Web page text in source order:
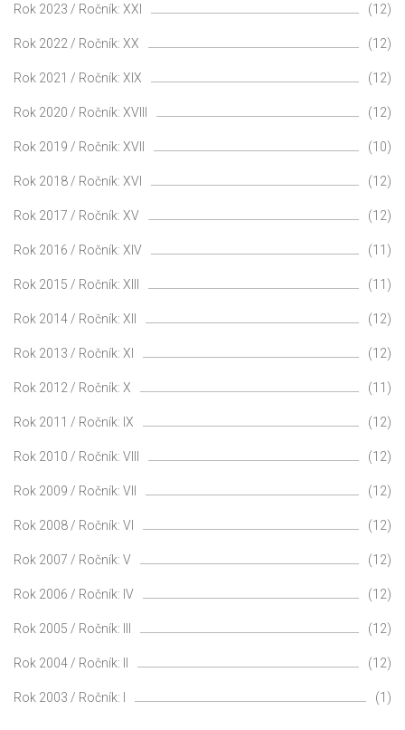
Rok 2023 / Ročník: XXI (12)
Rok 2022 / Ročník: XX (12)
Rok 2021 / Ročník: XIX (12)
Rok 2020 / Ročník: XVIII (12)
Rok 2019 / Ročník: XVII (10)
Rok 2018 / Ročník: XVI (12)
Rok 2017 / Ročník: XV (12)
Rok 2016 / Ročník: XIV (11)
Rok 2015 / Ročník: XIII (11)
Rok 2014 / Ročník: XII (12)
Rok 2013 / Ročník: XI (12)
Rok 2012 / Ročník: X (11)
Rok 2011 / Ročník: IX (12)
Rok 2010 / Ročník: VIII (12)
Rok 2009 / Ročník: VII (12)
Rok 2008 / Ročník: VI (12)
Rok 2007 / Ročník: V (12)
Rok 2006 / Ročník: IV (12)
Rok 2005 / Ročník: III (12)
Rok 2004 / Ročník: II (12)
Rok 2003 / Ročník: I (1)